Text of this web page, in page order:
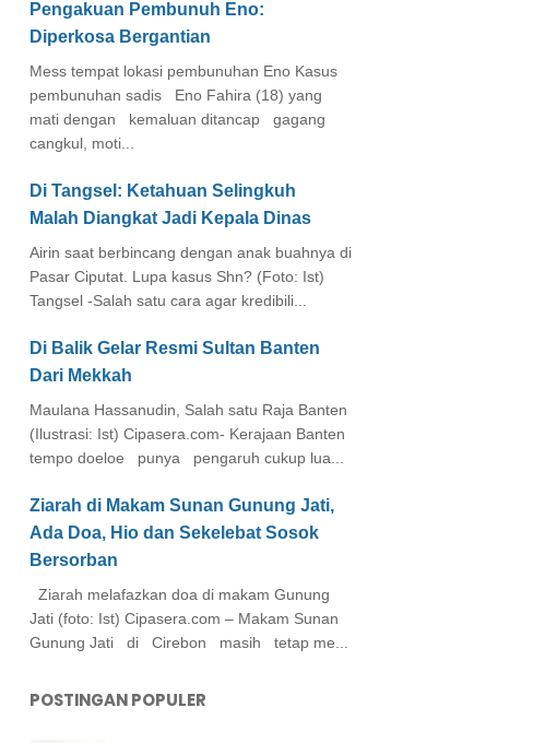
Pengakuan Pembunuh Eno:
Diperkosa Bergantian
Mess tempat lokasi pembunuhan Eno Kasus
pembunuhan sadis Eno Fahira (18) yang
mati dengan kemaluan ditancap gagang
cangkul, moti...
Di Tangsel: Ketahuan Selingkuh
Malah Diangkat Jadi Kepala Dinas
Airin saat berbincang dengan anak buahnya di
Pasar Ciputat. Lupa kasus Shn? (Foto: Ist)
Tangsel -Salah satu cara agar kredibili...
Di Balik Gelar Resmi Sultan Banten
Dari Mekkah
Maulana Hassanudin, Salah satu Raja Banten
(Ilustrasi: Ist) Cipasera.com- Kerajaan Banten
tempo doeloe punya pengaruh cukup lua...
Ziarah di Makam Sunan Gunung Jati,
Ada Doa, Hio dan Sekelebat Sosok
Bersorban
Ziarah melafazkan doa di makam Gunung
Jati (foto: Ist) Cipasera.com – Makam Sunan
Gunung Jati di Cirebon masih tetap me...
POSTINGAN POPULER